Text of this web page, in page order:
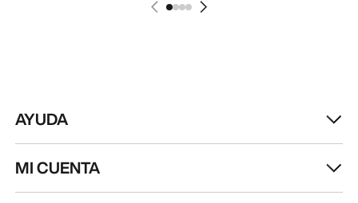
AYUDA
MI CUENTA